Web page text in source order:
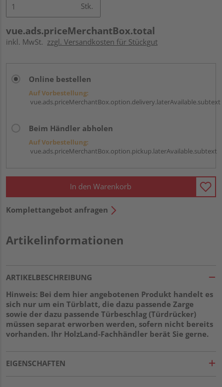
Stk.
vue.ads.priceMerchantBox.total
inkl. MwSt. zzgl. Versandkosten für Stückgut
Online bestellen
Auf Vorbestellung:
vue.ads.priceMerchantBox.option.delivery.laterAvailable.subtext
Beim Händler abholen
Auf Vorbestellung:
vue.ads.priceMerchantBox.option.pickup.laterAvailable.subtext
In den Warenkorb
Komplettangebot anfragen
Artikelinformationen
ARTIKELBESCHREIBUNG
Hinweis: Bei dem hier angebotenen Produkt handelt es
sich nur um ein Türblatt, die dazu passende Zarge
sowie der dazu passende Türbeschlag (Türdrücker)
müssen separat erworben werden, sofern nicht bereits
vorhanden. Ihr HolzLand-Fachhändler berät Sie gerne.
EIGENSCHAFTEN